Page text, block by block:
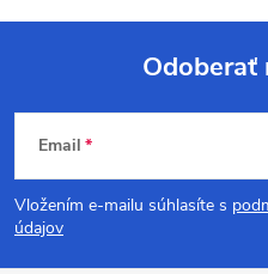
Z
á
p
Email
Vložením e-mailu súhlasíte s
údajov